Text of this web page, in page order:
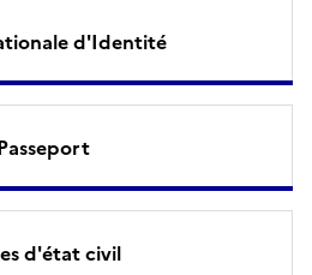
d'Identité
d'état civil